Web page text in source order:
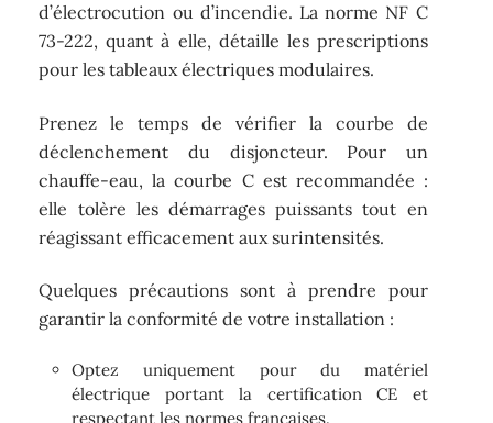
d’électrocution ou d’incendie. La norme NF C
73-222, quant à elle, détaille les prescriptions
pour les tableaux électriques modulaires.
Prenez le temps de vérifier la courbe de
déclenchement du disjoncteur. Pour un
chauffe-eau, la courbe C est recommandée :
elle tolère les démarrages puissants tout en
réagissant efficacement aux surintensités.
Quelques précautions sont à prendre pour
garantir la conformité de votre installation :
Optez uniquement pour du matériel
électrique portant la certification CE et
respectant les normes françaises.